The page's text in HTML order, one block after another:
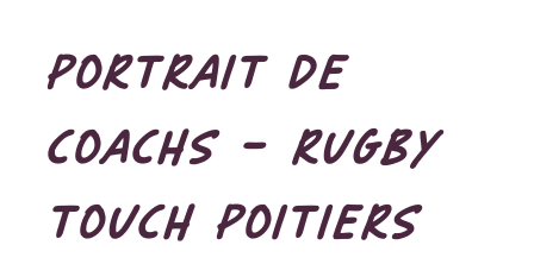
PORTRAIT DE
COACHS - RUGBY
TOUCH POITIERS